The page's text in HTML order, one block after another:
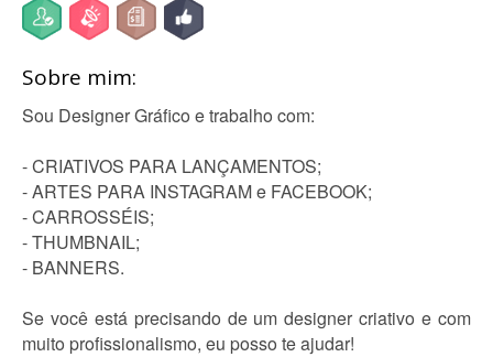
Sobre mim:
Sou Designer Gráfico e trabalho com:
- CRIATIVOS PARA LANÇAMENTOS;
- ARTES PARA INSTAGRAM e FACEBOOK;
- CARROSSÉIS;
- THUMBNAIL;
- BANNERS.
Se você está precisando de um designer criativo e com
muito profissionalismo, eu posso te ajudar!